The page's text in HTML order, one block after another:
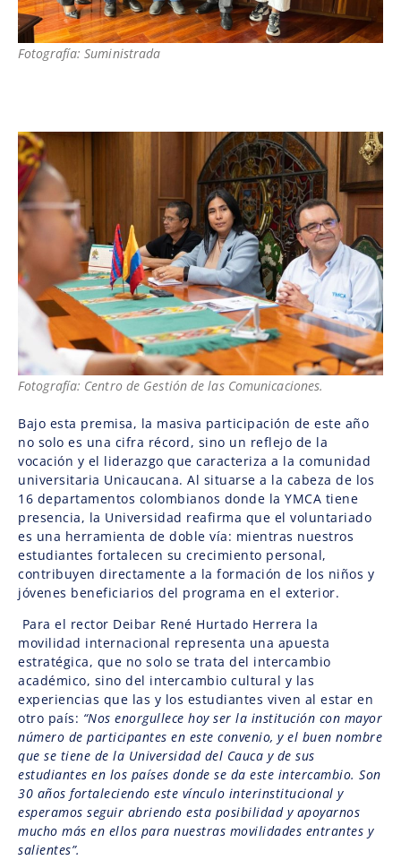
Fotografía: Suministrada
Fotografía: Centro de Gestión de las Comunicaciones.
Bajo esta premisa, la masiva participación de este año
no solo es una cifra récord, sino un reflejo de la
vocación y el liderazgo que caracteriza a la comunidad
universitaria Unicaucana. Al situarse a la cabeza de los
16 departamentos colombianos donde la YMCA tiene
presencia, la Universidad reafirma que el voluntariado
es una herramienta de doble vía: mientras nuestros
estudiantes fortalecen su crecimiento personal,
contribuyen directamente a la formación de los niños y
jóvenes beneficiarios del programa en el exterior.
Para el rector Deibar René Hurtado Herrera la
movilidad internacional representa una apuesta
estratégica, que no solo se trata del intercambio
académico, sino del intercambio cultural y las
experiencias que las y los estudiantes viven al estar en
otro país: “Nos enorgullece hoy ser la institución con mayor
número de participantes en este convenio, y el buen nombre
que se tiene de la Universidad del Cauca y de sus
estudiantes en los países donde se da este intercambio. Son
30 años fortaleciendo este vínculo interinstitucional y
esperamos seguir abriendo esta posibilidad y apoyarnos
mucho más en ellos para nuestras movilidades entrantes y
salientes”.